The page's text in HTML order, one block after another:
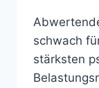
schwach
stärksten